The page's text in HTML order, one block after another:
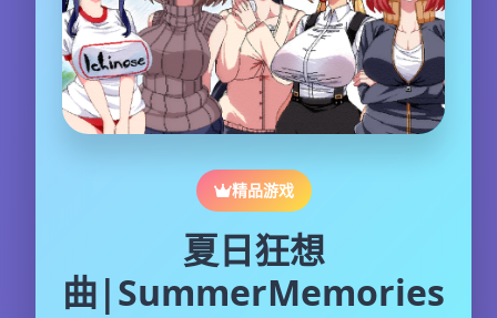
精品游戏
夏日狂想
曲|SummerMemories